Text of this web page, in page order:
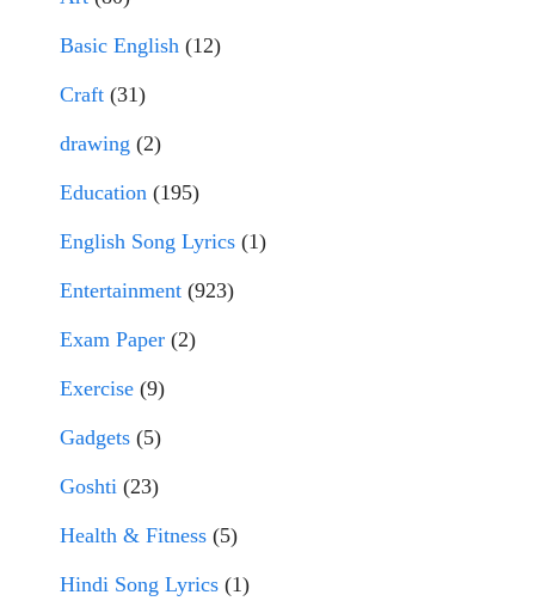
Basic English (12)
Craft (31)
drawing (2)
Education (195)
English Song Lyrics (1)
Entertainment (923)
Exam Paper (2)
Exercise (9)
Gadgets (5)
Goshti (23)
Health & Fitness (5)
Hindi Song Lyrics (1)